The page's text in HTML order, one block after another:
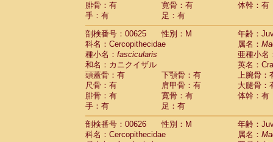
腓骨：有
寛骨：有
体幹：有
手：有
足：有
剖検番号：00625
性別：M
年齢：
科名：Cercopithecidae
属名：
種小名： fascicularis
亜種小名
和名：カニクイザル
英名：
頭蓋骨：有
下顎骨：有
上腕骨：
尺骨：有
肩甲骨：有
大腿骨：
腓骨：有
寛骨：有
体幹：有
手：有
足：有
剖検番号：00626
性別：M
年齢：
科名：Cercopithecidae
属名：